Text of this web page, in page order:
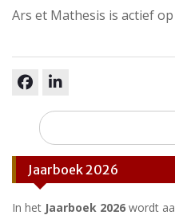
Ars et Mathesis is actief op
Zoeken
naar:
Jaarboek 2026
In het Jaarboek 2026 wordt